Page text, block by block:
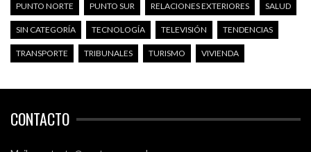
PUNTO NORTE PUNTO SUR RELACIONES EXTERIORES SALUD
SIN CATEGORÍA TECNOLOGÍA TELEVISIÓN TENDENCIAS
TRANSPORTE TRIBUNALES TURISMO VIVIENDA
CONTACTO